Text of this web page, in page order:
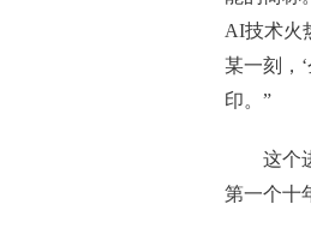
AI技术火
某一刻，
印。”
这个
第一个十